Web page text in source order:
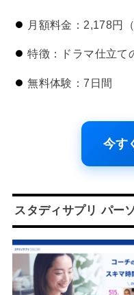
月額料金：2,178円（
特徴：ドラマ仕立て
無料体験：7日間
今す
スタディサプリ パー